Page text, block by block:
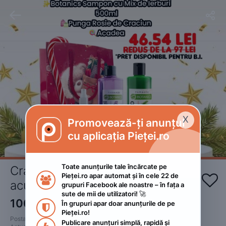
Crăciunul se apropie Cumpără
acum cadouri pentru cei dragi!

100 RON
• Negociabil
Postat
2023. decembrie 2.
X
Promovează-ți anunțul
cu aplicația Pieței.ro

Toate anunțurile tale încărcate pe
Pieței.ro apar automat și în cele 22 de
grupuri Facebook ale noastre – în fața a
sute de mii de utilizatori! 🚀

În grupuri apar doar anunțurile de pe
Pieței.ro!
Publicare anunțuri simplă, rapidă și